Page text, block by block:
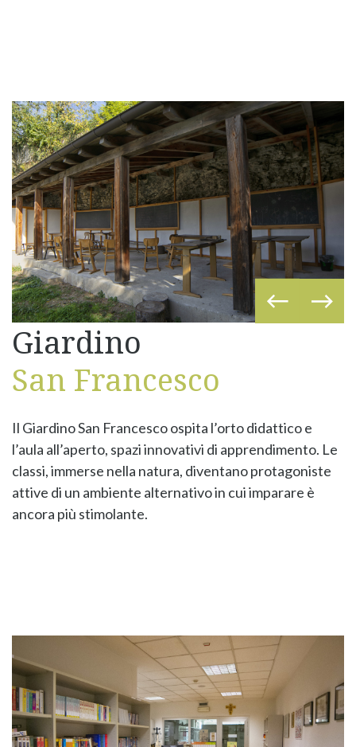
Giardino
San Francesco
Il Giardino San Francesco ospita l’orto didattico e
l’aula all’aperto, spazi innovativi di apprendimento. Le
classi, immerse nella natura, diventano protagoniste
attive di un ambiente alternativo in cui imparare è
ancora più stimolante.